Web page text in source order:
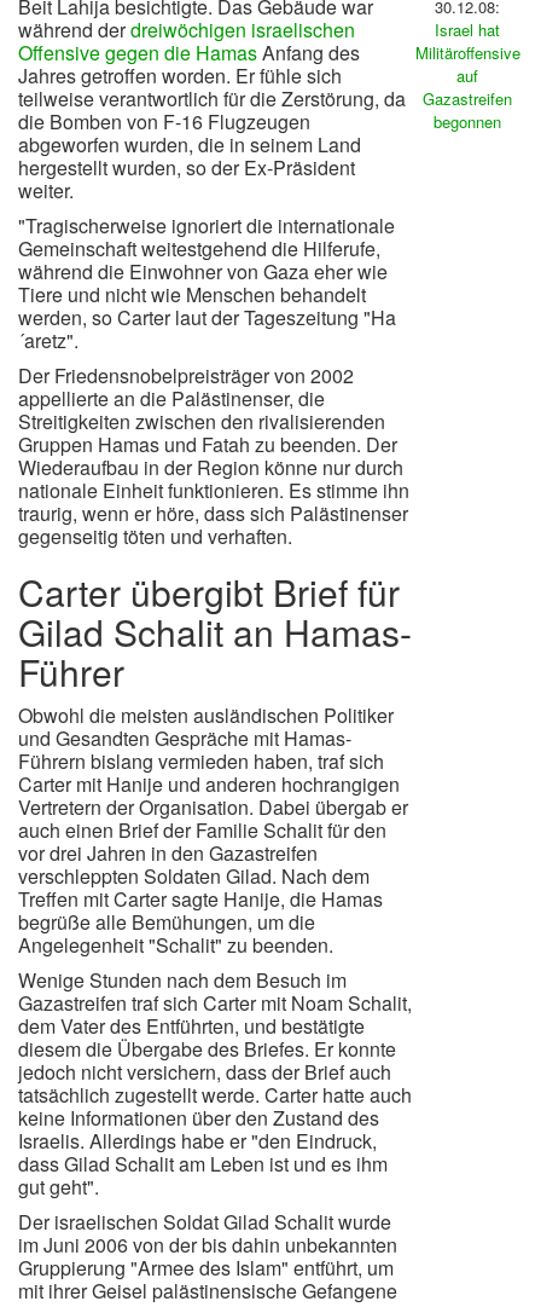
Beit Lahija besichtigte. Das Gebäude war
während derdreiwöchigen israelischen
Offensive gegen die HamasAnfang des
Jahres getroffen worden. Er fühle sich
teilweise verantwortlich für die Zerstörung, da
die Bomben von F-16 Flugzeugen
abgeworfen wurden, die in seinem Land
hergestellt wurden, so der Ex-Präsident
weiter.
"Tragischerweise ignoriert die internationale
Gemeinschaft weitestgehend die Hilferufe,
während die Einwohner von Gaza eher wie
Tiere und nicht wie Menschen behandelt
werden, so Carter laut der Tageszeitung "Ha
´aretz".
Der Friedensnobelpreisträger von 2002
appellierte an die Palästinenser, die
Streitigkeiten zwischen den rivalisierenden
Gruppen Hamas und Fatah zu beenden. Der
Wiederaufbau in der Region könne nur durch
nationale Einheit funktionieren. Es stimme ihn
traurig, wenn er höre, dass sich Palästinenser
gegenseitig töten und verhaften.
Carter übergibt Brief für
Gilad Schalit an Hamas-
Führer
Obwohl die meisten ausländischen Politiker
und Gesandten Gespräche mit Hamas-
Führern bislang vermieden haben, traf sich
Carter mit Hanije und anderen hochrangigen
Vertretern der Organisation. Dabei übergab er
auch einen Brief der Familie Schalit für den
vor drei Jahren in den Gazastreifen
verschleppten Soldaten Gilad. Nach dem
Treffen mit Carter sagte Hanije, die Hamas
begrüße alle Bemühungen, um die
Angelegenheit "Schalit" zu beenden.
Wenige Stunden nach dem Besuch im
Gazastreifen traf sich Carter mit Noam Schalit,
dem Vater des Entführten, und bestätigte
diesem die Übergabe des Briefes. Er konnte
jedoch nicht versichern, dass der Brief auch
tatsächlich zugestellt werde. Carter hatte auch
keine Informationen über den Zustand des
Israelis. Allerdings habe er "den Eindruck,
dass Gilad Schalit am Leben ist und es ihm
gut geht".
Der israelischen Soldat Gilad Schalit wurde
im Juni 2006 von der bis dahin unbekannten
Gruppierung "Armee des Islam" entführt, um
mit ihrer Geisel palästinensische Gefangene
30.12.08:
Israel hat
Militäroffensive
auf
Gazastreifen
begonnen